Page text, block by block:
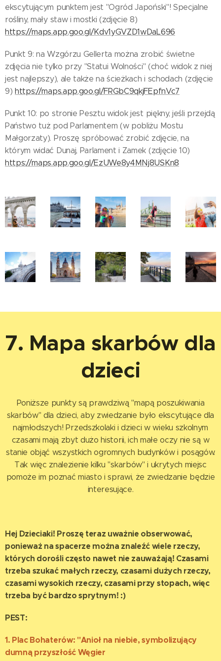
ekscytującym punktem jest "Ogród Japoński"! Specjalne
rośliny, mały staw i mostki (zdjęcie 8)
https://maps.app.goo.gl/Kdv1yGVZD1wDaL696
Punkt 9: na Wzgórzu Gellerta można zrobić świetne
zdjęcia nie tylko przy "Statui Wolności" (choć widok z niej
jest najlepszy), ale także na ścieżkach i schodach (zdjęcie
9)https://maps.app.goo.gl/FRGbC9qkjFEpfnVc7
Punkt 10: po stronie Pesztu widok jest piękny, jeśli przejdą
Państwo tuż pod Parlamentem (w pobliżu Mostu
Małgorzaty). Proszę spróbować zrobić zdjęcie, na
którym widać Dunaj, Parlament i Zamek (zdjęcie 10)
https://maps.app.goo.gl/EzUWe8y4MNj8USKn8
7. Mapa skarbów dla
dzieci
Poniższe punkty są prawdziwą "mapą poszukiwania
skarbów" dla dzieci, aby zwiedzanie było ekscytujące dla
najmłodszych! Przedszkolaki i dzieci w wieku szkolnym
czasami mają zbyt dużo historii, ich małe oczy nie są w
stanie objąć wszystkich ogromnych budynków i posągów.
Tak więc znalezienie kilku "skarbów" i ukrytych miejsc
pomoże im poznać miasto i sprawi, że zwiedzanie będzie
interesujące.
Hej Dzieciaki! Proszę teraz uważnie obserwować,
ponieważ na spacerze można znaleźć wiele rzeczy,
których dorośli często nawet nie zauważają! Czasami
trzeba szukać małych rzeczy, czasami dużych rzeczy,
czasami wysokich rzeczy, czasami przy stopach, więc
trzeba być bardzo sprytnym! :)
PEST:
1. Plac Bohaterów: "Anioł na niebie, symbolizujący
dumną przyszłość Węgier